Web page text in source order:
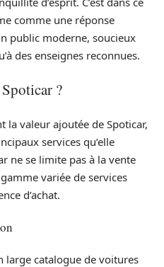
comme une réponse
public moderne, soucieux
des enseignes reconnues.
?
la valeur ajoutée de Spoticar,
services qu’elle
ne se limite pas à la vente
variée de services
d’achat.
large catalogue de voitures